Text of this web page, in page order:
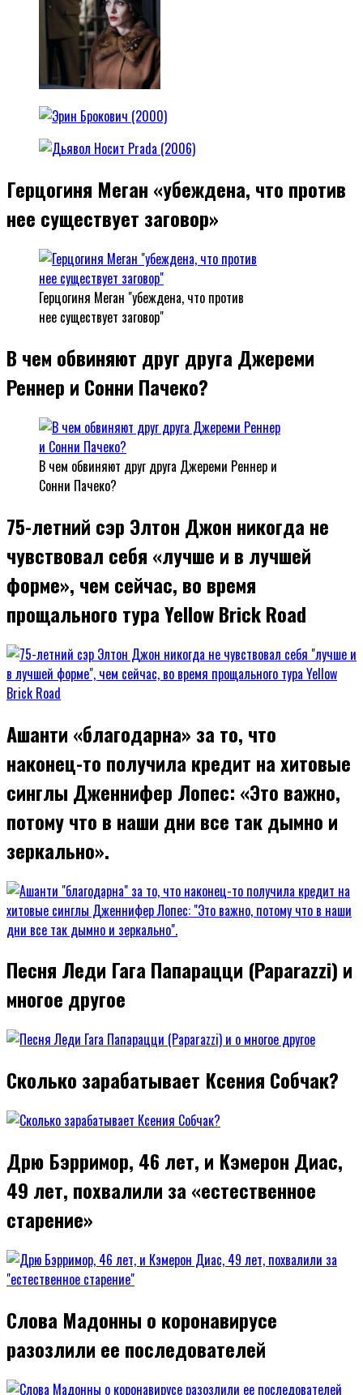
Герцогиня Меган «убеждена, что против
нее существует заговор»
Герцогиня Меган "убеждена, что против
нее существует заговор"
В чем обвиняют друг друга Джереми
Реннер и Сонни Пачеко?
В чем обвиняют друг друга Джереми Реннер и
Сонни Пачеко?
75-летний сэр Элтон Джон никогда не
чувствовал себя «лучше и в лучшей
форме», чем сейчас, во время
прощального тура Yellow Brick Road
Ашанти «благодарна» за то, что
наконец-то получила кредит на хитовые
синглы Дженнифер Лопес: «Это важно,
потому что в наши дни все так дымно и
зеркально».
Песня Леди Гага Папарацци (Paparazzi) и
многое другое
Сколько зарабатывает Ксения Собчак?
Дрю Бэрримор, 46 лет, и Кэмерон Диас,
49 лет, похвалили за «естественное
старение»
Слова Мадонны о коронавирусе
разозлили ее последователей